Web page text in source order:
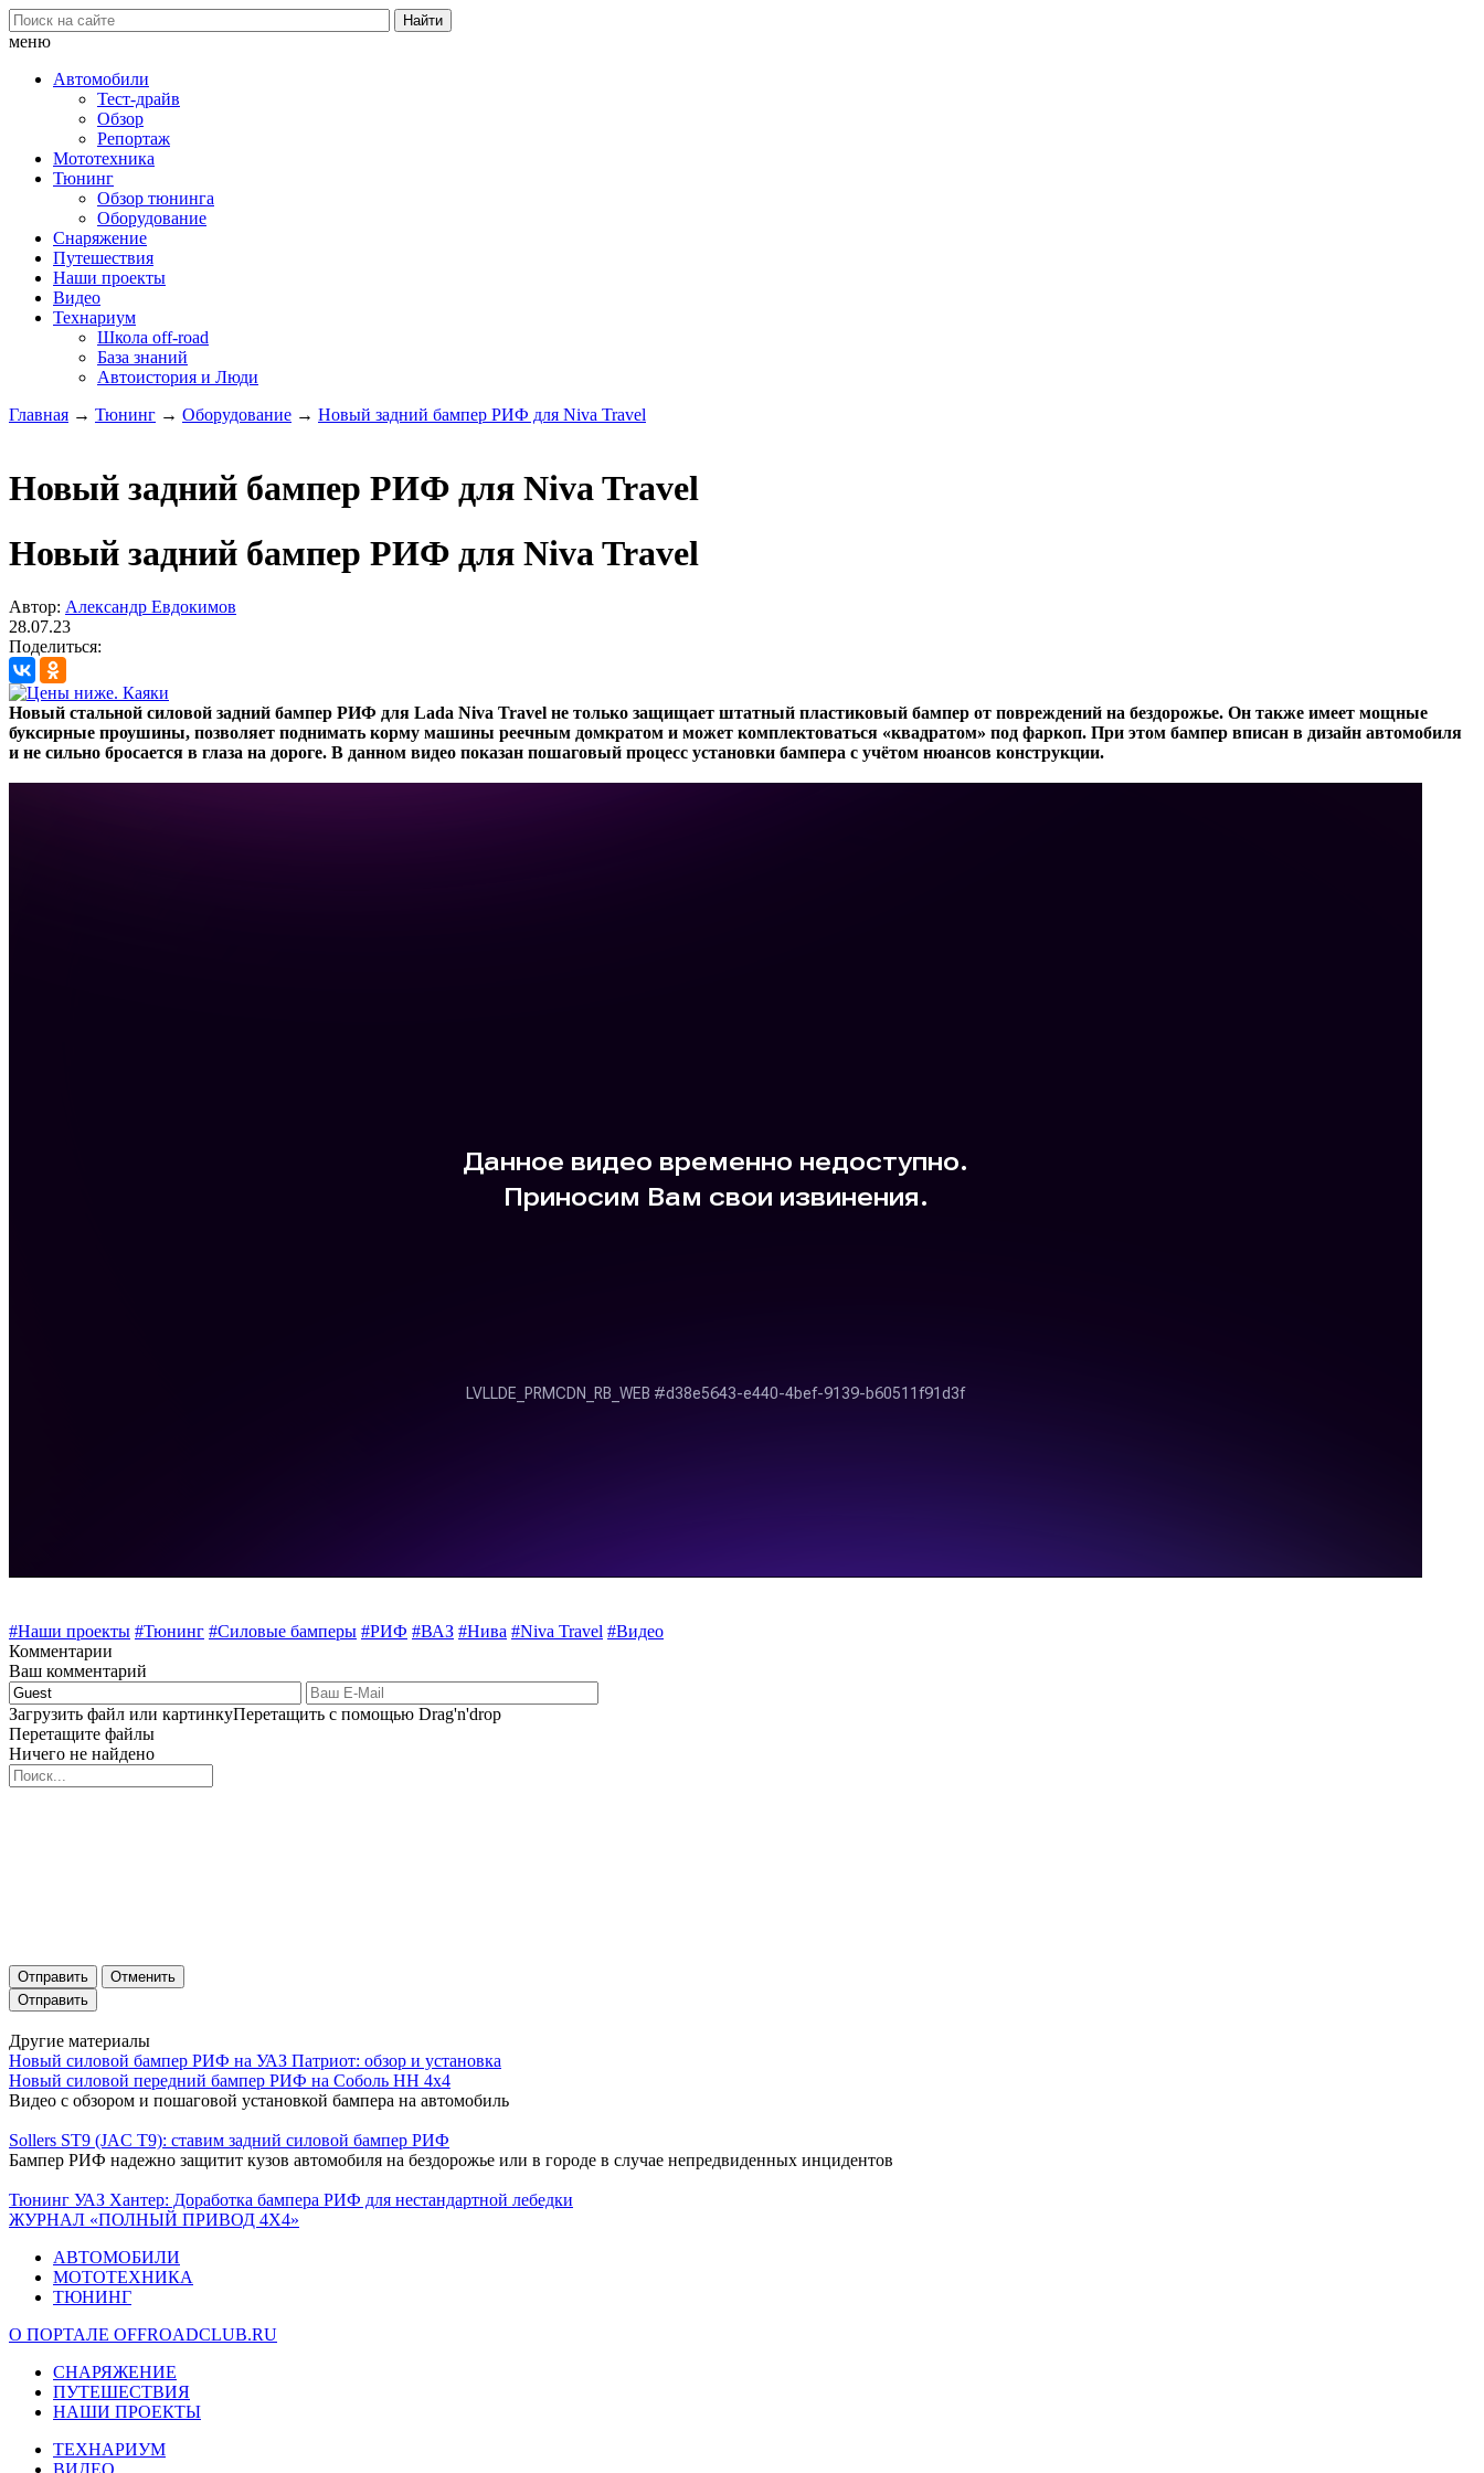
меню
Автомобили
Тест-драйв
Обзор
Репортаж
Мототехника
Тюнинг
Обзор тюнинга
Оборудование
Снаряжение
Путешествия
Наши проекты
Видео
Технариум
Школа off-road
База знаний
Автоистория и Люди
Главная → Тюнинг → Оборудование → Новый задний бампер РИФ для Niva Travel
Новый задний бампер РИФ для Niva Travel
Новый задний бампер РИФ для Niva Travel
Автор: Александр Евдокимов
28.07.23
Поделиться:
Новый стальной силовой задний бампер РИФ для Lada Niva Travel не только защищает штатный пластиковый бампер от повреждений на бездорожье. Он также имеет мощные
буксирные проушины, позволяет поднимать корму машины реечным домкратом и может комплектоваться «квадратом» под фаркоп. При этом бампер вписан в дизайн автомобиля
и не сильно бросается в глаза на дороге. В данном видео показан пошаговый процесс установки бампера с учётом нюансов конструкции.
#Наши проекты #Тюнинг #Силовые бамперы #РИФ #ВАЗ #Нива #Niva Travel #Видео
Комментарии
Ваш комментарий
Загрузить файл или картинкуПеретащить с помощью Drag'n'drop
Перетащите файлы
Ничего не найдено
Отправить Отменить
Другие материалы
Новый силовой бампер РИФ на УАЗ Патриот: обзор и установка
Новый силовой передний бампер РИФ на Соболь НН 4х4
Видео с обзором и пошаговой установкой бампера на автомобиль
Sollers ST9 (JAC T9): ставим задний силовой бампер РИФ
Бампер РИФ надежно защитит кузов автомобиля на бездорожье или в городе в случае непредвиденных инцидентов
Тюнинг УАЗ Хантер: Доработка бампера РИФ для нестандартной лебедки
ЖУРНАЛ «ПОЛНЫЙ ПРИВОД 4Х4»
АВТОМОБИЛИ
МОТОТЕХНИКА
ТЮНИНГ
О ПОРТАЛЕ OFFROADCLUB.RU
СНАРЯЖЕНИЕ
ПУТЕШЕСТВИЯ
НАШИ ПРОЕКТЫ
ТЕХНАРИУМ